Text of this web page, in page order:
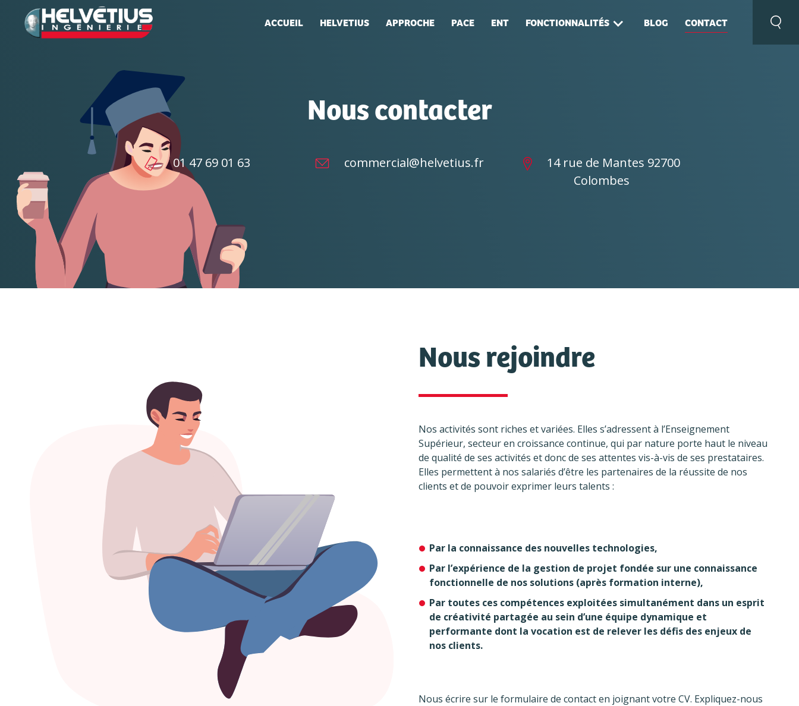
ACCUEIL HELVETIUS APPROCHE PACE ENT FONCTIONNALITÉS BLOG CONTACT
Nous contacter
01 47 69 01 63 commercial@helvetius.fr
14 rue de Mantes 92700
Colombes
Nous rejoindre
Nos activités sont riches et variées. Elles s’adressent à l’Enseignement
Supérieur, secteur en croissance continue, qui par nature porte haut le niveau
de qualité de ses activités et donc de ses attentes vis-à-vis de ses prestataires.
Elles permettent à nos salariés d’être les partenaires de la réussite de nos
clients et de pouvoir exprimer leurs talents :
Par la connaissance des nouvelles technologies,
Par l’expérience de la gestion de projet fondée sur une connaissance
fonctionnelle de nos solutions (après formation interne),
Par toutes ces compétences exploitées simultanément dans un esprit
de créativité partagée au sein d’une équipe dynamique et
performante dont la vocation est de relever les défis des enjeux de
nos clients.
Nous écrire sur le formulaire de contact en joignant votre CV. Expliquez-nous